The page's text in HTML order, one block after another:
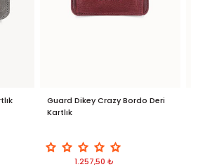
Guard Dikey Crazy Bordo Deri
Kartlık
1.257,50 ₺